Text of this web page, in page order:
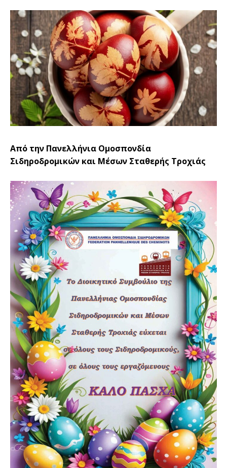
Από την Πανελλήνια Ομοσπονδία
Σιδηροδρομικών και Μέσων Σταθερής Τροχιάς